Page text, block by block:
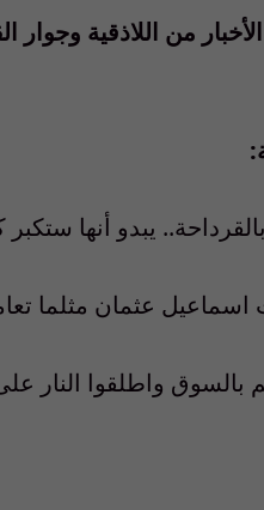
من اللاذقية وجوار
يبدو أنها ستكبر
اسماعيل عثمان مثلما
بالسوق واطلقوا النار